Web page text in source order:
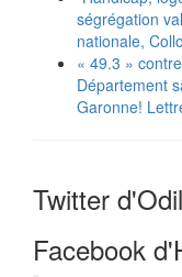
ségrégation
nationale,
« 49.3 »
Département
Garonne!
Twitter
Facebook